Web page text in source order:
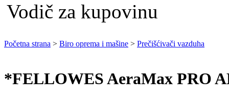
Vodič za kupovinu
Početna strana > Biro oprema i mašine > Prečišćivači vazduha
*FELLOWES AeraMax PRO